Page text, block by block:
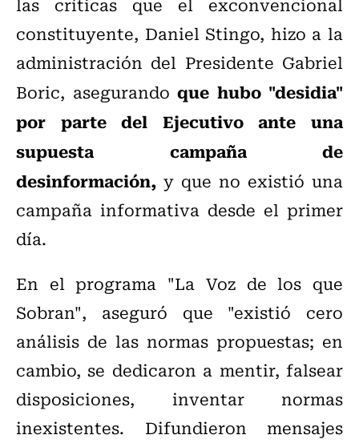
constituyente, Daniel Stingo, hizo a la
administración del Presidente Gabriel
Boric, asegurando que hubo "desidia"
por parte del Ejecutivo ante una
supuesta campaña de
desinformación, y que no existió una
campaña informativa desde el primer
día.
En el programa "La Voz de los que
Sobran", aseguró que "existió cero
análisis de las normas propuestas; en
cambio, se dedicaron a mentir, falsear
disposiciones, inventar normas
inexistentes. Difundieron mensajes